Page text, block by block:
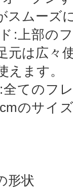
スムーズ
:上部の
元は広々
えます。
てのフ
のサイ
形状